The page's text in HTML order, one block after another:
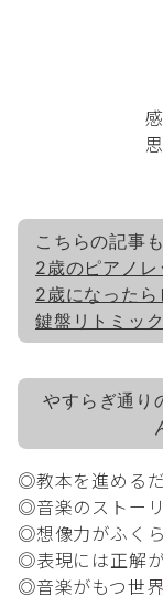
こちらの記事
2歳のピアノ
2歳になったら
鍵盤リトミッ
やすらぎ通り
◎教本を進める
◎音楽のストー
◎想像力がふく
◎表現には正解
◎音楽がもつ世